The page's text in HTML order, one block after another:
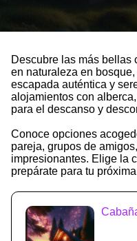
Descubre las más bellas
en naturaleza en
escapada auténtica y
alojamientos con
para el descanso y
Conoce opciones
pareja, grupos de
impresionantes. Elige la
prepárate para tu